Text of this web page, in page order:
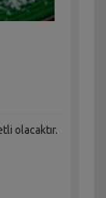
olacaktır.